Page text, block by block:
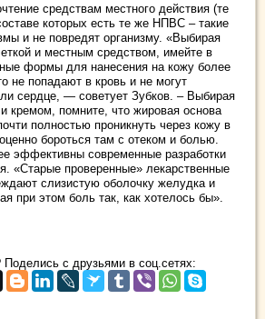
средствам местного действия (те
которых есть те же НПВС – такие
и не повредят организму. «Выбирая
и местным средством, имейте в
формы для нанесения на кожу более
не попадают в кровь и не могут
сердце, — советует Зубков. – Выбирая
кремом, помните, что жировая основа
полностью проникнуть через кожу в
бороться там с отеком и болью.
эффективны современные разработки
«Старые проверенные» лекарственные
слизистую оболочку желудка и
при этом боль так, как хотелось бы».
Поделись с друзьями в соц.сетях: